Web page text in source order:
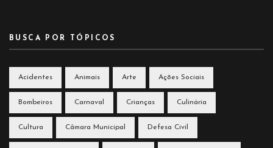
BUSCA POR TÓPICOS
Acidentes Animais Arte Ações Sociais
Bombeiros Carnaval Crianças Culinária
Cultura Câmara Municipal Defesa Civil